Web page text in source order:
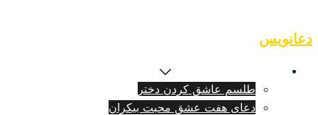
to
content
دعانویس
طلسم عاشق کردن دختر
دعای هفت عشق محبت بیکران